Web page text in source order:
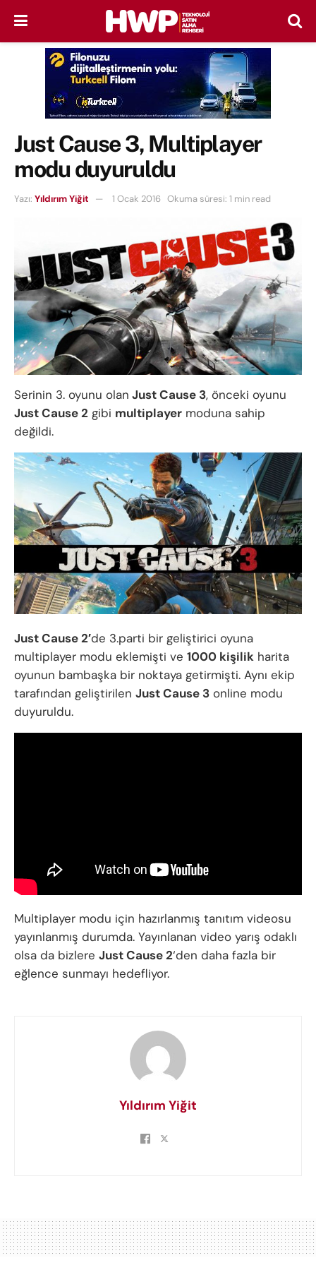
Just Cause 3, Multiplayer
modu duyuruldu
Yazı: Yıldırım Yiğit 1 Ocak 2016 Okuma süresi: 1 min read
Serinin 3. oyunu olan Just Cause 3, önceki oyunu
Just Cause 2 gibi multiplayer moduna sahip
değildi.
Just Cause 2′de 3.parti bir geliştirici oyuna
multiplayer modu eklemişti ve 1000 kişilik harita
oyunun bambaşka bir noktaya getirmişti. Aynı ekip
tarafından geliştirilen Just Cause 3 online modu
duyuruldu.
Multiplayer modu için hazırlanmış tanıtım videosu
yayınlanmış durumda. Yayınlanan video yarış odaklı
olsa da bizlere Just Cause 2‘den daha fazla bir
eğlence sunmayı hedefliyor.
Yıldırım Yiğit